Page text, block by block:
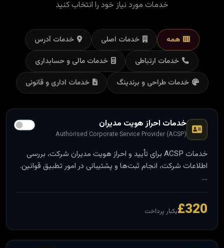
خدمات مورد نیاز خود را انتخاب کنید
همه خدمات اصلی
خدمات آدرس
خدمات ارتباطی
خدمات مالی و حسابداری
خدمات طراحی و برندینگ
خدمات اداری و قانونی
خدمات احراز هویت مدیران
Authorised Corporate Service Provider (ACSP)
خدمات ACSP برای تأیید و احراز هویت مدیران شرکت، بررسی
اطلاعات شرکت، انجام ثبت‌ها و پشتیبانی در امور تطبیق قوانین.
…
£320یکبار پرداخت